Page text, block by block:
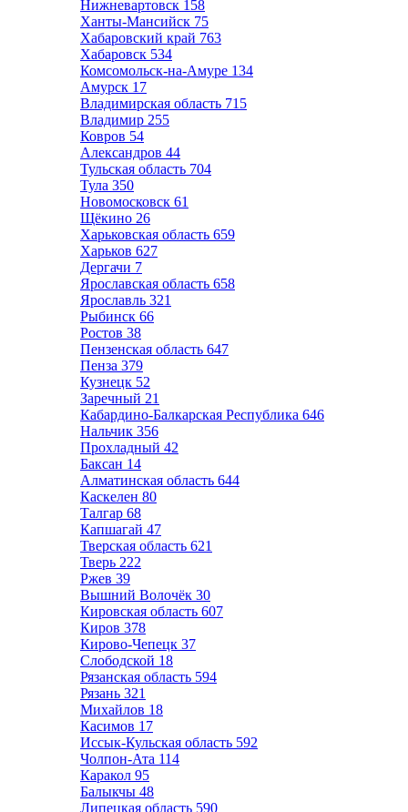
Нижневартовск 158
Ханты-Мансийск 75
Хабаровский край 763
Хабаровск 534
Комсомольск-на-Амуре 134
Амурск 17
Владимирская область 715
Владимир 255
Ковров 54
Александров 44
Тульская область 704
Тула 350
Новомосковск 61
Щёкино 26
Харьковская область 659
Харьков 627
Дергачи 7
Ярославская область 658
Ярославль 321
Рыбинск 66
Ростов 38
Пензенская область 647
Пенза 379
Кузнецк 52
Заречный 21
Кабардино-Балкарская Республика 646
Нальчик 356
Прохладный 42
Баксан 14
Алматинская область 644
Каскелен 80
Талгар 68
Капшагай 47
Тверская область 621
Тверь 222
Ржев 39
Вышний Волочёк 30
Кировская область 607
Киров 378
Кирово-Чепецк 37
Слободской 18
Рязанская область 594
Рязань 321
Михайлов 18
Касимов 17
Иссык-Кульская область 592
Чолпон-Ата 114
Каракол 95
Балыкчы 48
Липецкая область 590